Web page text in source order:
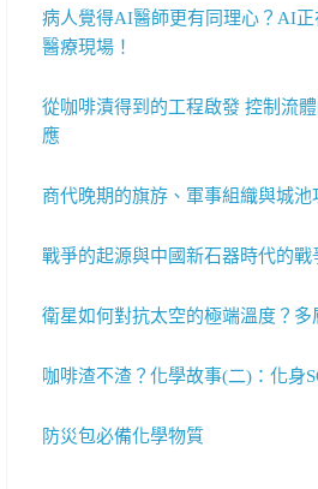
病人覺得AI醫師更有同理心？AI
醫療現場！
從咖啡漬得到的工程啟發 控制流
應
商代晚期的旗斿、軍事組織與城池
戰爭的起源與中國新石器時代的戰
衛星如何對抗太空的極端溫度？多
咖啡渣不渣？化學故事(二)：化身
防災包必備化學物質